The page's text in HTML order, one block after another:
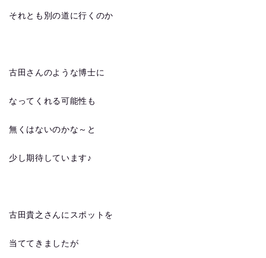
それとも別の道に行くのか
古田さんのような博士に
なってくれる可能性も
無くはないのかな～と
少し期待しています♪
古田貴之さんにスポットを
当ててきましたが